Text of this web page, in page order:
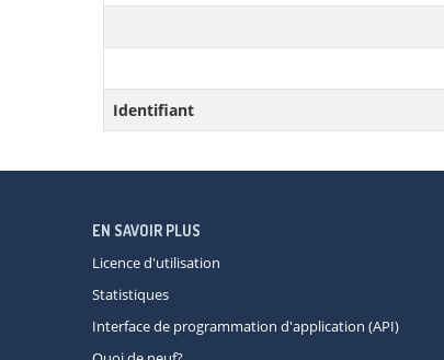
Identifiant
EN SAVOIR PLUS
Licence d'utilisation
Statistiques
Interface de programmation d'application (API)